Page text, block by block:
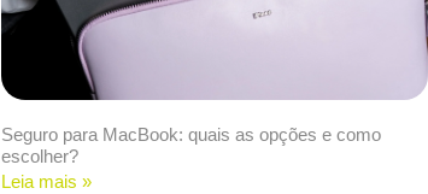
Seguro para MacBook: quais as opções e como
escolher?
Leia mais »